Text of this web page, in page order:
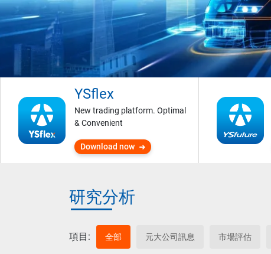
YSflex
New trading platform. Optimal
& Convenient
Download now
研究分析
項目: 全部 元大公司訊息 市場評估